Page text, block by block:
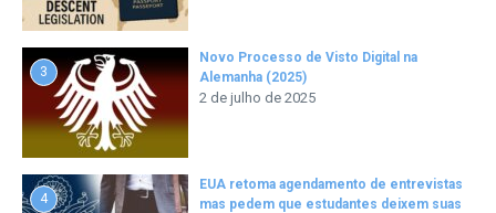
3
Novo Processo de Visto Digital na
Alemanha (2025)
2 de julho de 2025
4
EUA retoma agendamento de entrevistas
mas pedem que estudantes deixem suas